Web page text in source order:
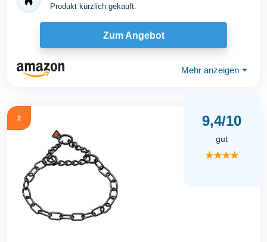
Produkt kürzlich gekauft.
Zum Angebot
Mehr anzeigen ⏷
2 9,4/10
gut
★★★★